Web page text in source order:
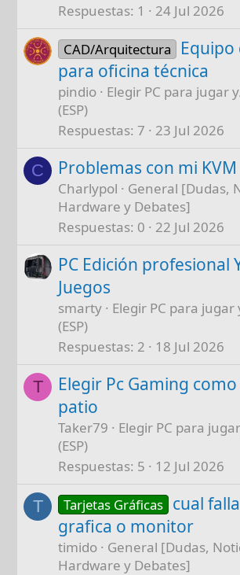
Respuestas 1 24 Jul 2026
CAD/Arquitectura
para oficina técnica
pindio
Elegir PC para jugar
(ESP)
Respuestas 7 23 Jul 2026
C Problemas con mi KVM
Charlypol
General [Dudas,
Hardware y Debates]
Respuestas 0 22 Jul 2026
PC Edición profesional
Juegos
smarty
Elegir PC para
(ESP)
Respuestas 2 18 Jul 2026
T
Elegir Pc Gaming
patio
Taker79
Elegir PC para
(ESP)
Respuestas 5 12 Jul 2026
T Tarjetas Gráficas cual
grafica o monitor
timido
General [Dudas,
Hardware y Debates]